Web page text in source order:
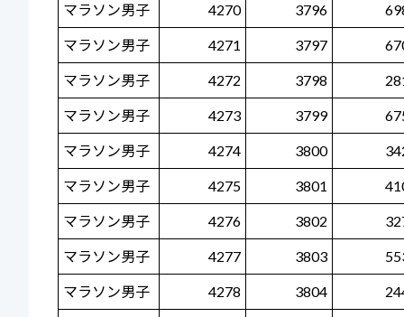
マラソン男子 4270 3796
マラソン男子 4271 3797
マラソン男子 4272 3798
マラソン男子 4273 3799
マラソン男子 4274 3800
マラソン男子 4275 3801
マラソン男子 4276 3802
マラソン男子 4277 3803
マラソン男子 4278 3804